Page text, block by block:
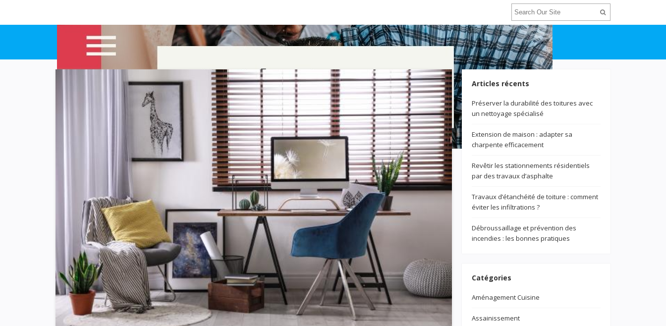
Articles récents
Préserver la durabilité des toitures avec
un nettoyage spécialisé
Extension de maison : adapter sa
charpente efficacement
Revêtir les stationnements résidentiels
par des travaux d’asphalte
Travaux d’étanchéité de toiture : comment
éviter les infiltrations ?
Débroussaillage et prévention des
incendies : les bonnes pratiques
Catégories
Aménagement Cuisine
Assainissement